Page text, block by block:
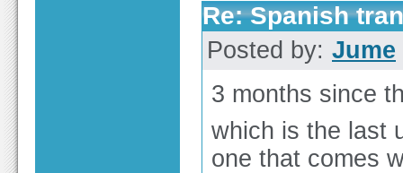
Re: Spanish
Posted by: Jume
3 months since
which is the last
one that comes